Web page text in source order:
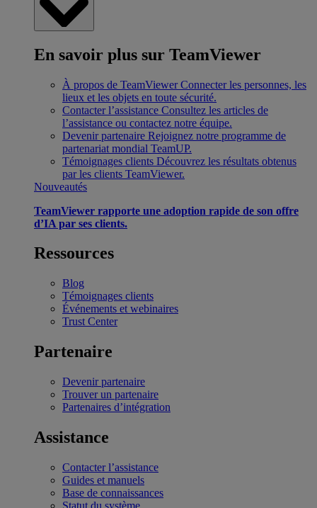
En savoir plus sur TeamViewer
À propos de TeamViewer Connecter les personnes, les
lieux et les objets en toute sécurité.
Contacter l’assistance Consultez les articles de
l’assistance ou contactez notre équipe.
Devenir partenaire Rejoignez notre programme de
partenariat mondial TeamUP.
Témoignages clients Découvrez les résultats obtenus
par les clients TeamViewer.
Nouveautés
TeamViewer rapporte une adoption rapide de son offre
d’IA par ses clients.
Ressources
Blog
Témoignages clients
Événements et webinaires
Trust Center
Partenaire
Devenir partenaire
Trouver un partenaire
Partenaires d’intégration
Assistance
Contacter l’assistance
Guides et manuels
Base de connaissances
Statut du système